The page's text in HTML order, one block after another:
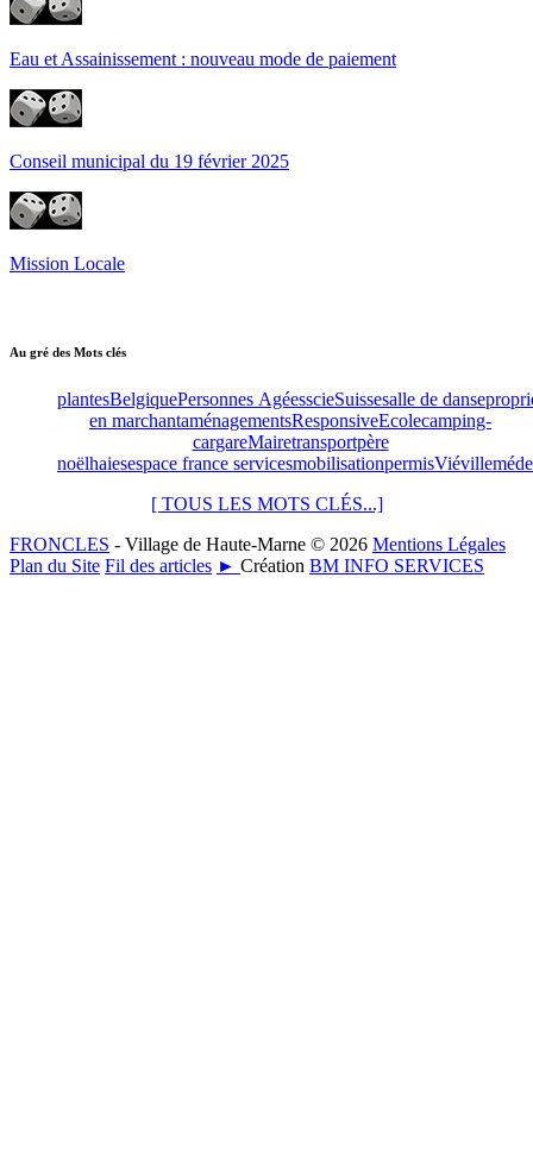
Eau et Assainissement : nouveau mode de paiement
Conseil municipal du 19 février 2025
Mission Locale
Au gré des Mots clés
plantesBelgiquePersonnes AgéesscieSuissesalle de danse
en marchantaménagementsResponsiveEcolecamping-
cargareMairetransportpère
noëlhaiesespace france servicesmobilisationpermisViéville
[ TOUS LES MOTS CLÉS...]
FRONCLES - Village de Haute-Marne © 2026 Mentions Légales
Plan du Site Fil des articles ► Création BM INFO SERVICES